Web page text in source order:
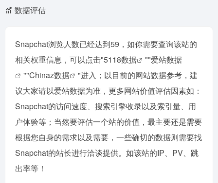
数据评估
Snapchat浏览人数已经达到59，如你需要查询该站的
相关权重信息，可以点击"5118数据 ""爱站数据
""Chinaz数据
"进入；以目前的网站数据参考，建
议大家请以爱站数据为准，更多网站价值评估因素如：
Snapchat的访问速度、搜索引擎收录以及索引量、用
户体验等；当然要评估一个站的价值，最主要还是需要
根据您自身的需求以及需要，一些确切的数据则需要找
Snapchat的站长进行洽谈提供。如该站的IP、PV、跳
出率等！